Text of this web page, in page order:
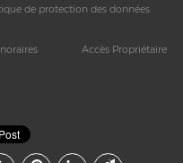
de protection des données
Accès Propriétaire